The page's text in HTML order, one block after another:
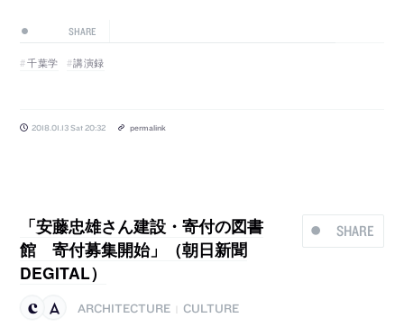
SHARE
千葉学 講演録
2018.01.13 Sat 20:32 permalink
SHARE
「安藤忠雄さん建設・寄付の図書
館 寄付募集開始」（朝日新聞
DEGITAL）
ARCHITECTURE
CULTURE